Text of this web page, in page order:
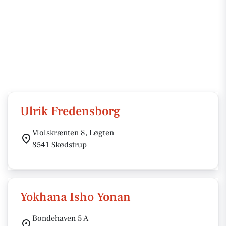
Ulrik Fredensborg
Violskrænten 8, Løgten
8541 Skødstrup
Yokhana Isho Yonan
Bondehaven 5 A